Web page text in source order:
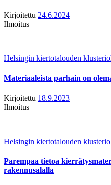
Kirjoitettu 24.6.2024
Ilmoitus
Helsingin kiertotalouden
Materiaaleista parhain on
Kirjoitettu 18.9.2023
Ilmoitus
Helsingin kiertotalouden
Parempaa tietoa
rakennusalalla